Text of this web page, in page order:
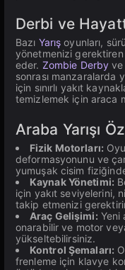
Derbi ve
Bazı Yarış oyunları,
yönetmenizi
eder. Zombie Derby ve
sonrası manzaralarda
için sınırlı yakıt
temizlemek için araca
Araba Yarışı
Fizik Motorları:
deformasyonunu ve
yumuşak cisim
Kaynak Yönetimi:
için yakıt seviyelerini,
takip etmenizi
Araç Gelişimi: Yeni
onarabilir ve motor
yükseltebilirsiniz.
Kontrol Şemaları:
frenleme için klavye